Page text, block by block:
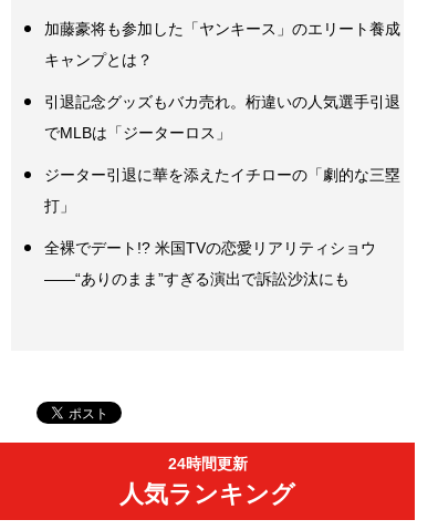
加藤豪将も参加した「ヤンキース」のエリート養成
キャンプとは？
引退記念グッズもバカ売れ。桁違いの人気選手引退
でMLBは「ジーターロス」
ジーター引退に華を添えたイチローの「劇的な三塁
打」
全裸でデート!? 米国TVの恋愛リアリティショウ
――“ありのまま”すぎる演出で訴訟沙汰にも
24時間更新
人気ランキング